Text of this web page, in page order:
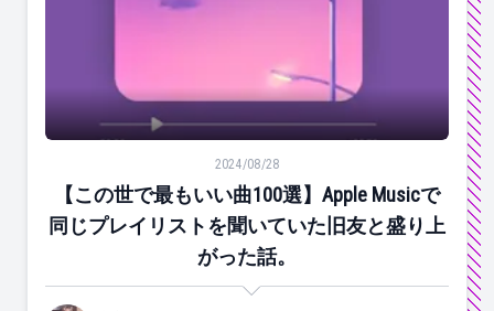
【この世で最もいい曲100選】Apple Musicで同じプレ
2024/08/28
【この世で最もいい曲100選】Apple Musicで
同じプレイリストを聞いていた旧友と盛り上
がった話。